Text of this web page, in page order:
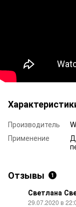
Производитель
Применение
Отзывы 1
Светлана
29.07.2020 в